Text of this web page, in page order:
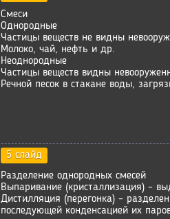
Смеси
Однородные
Частицы веществ не видны
Молоко, чай, нефть и др.
Неоднородные
Частицы веществ видны
Речной песок в стакане воды,
5 слайд
Разделение однородных смесей
Выпаривание (кристаллизация) –
Дистилляция (перегонка) –
последующей конденсацией их